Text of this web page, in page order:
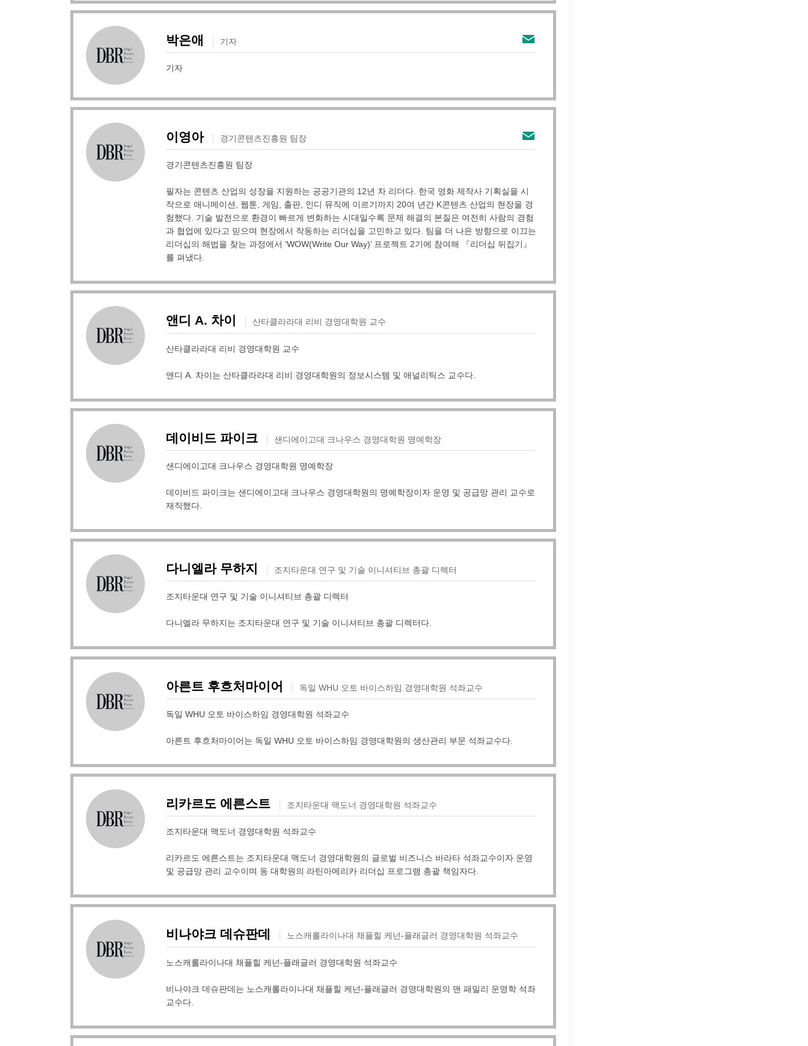
박은애 기자
기자
이영아 경기콘텐츠진흥원 팀장
경기콘텐츠진흥원 팀장
필자는 콘텐츠 산업의 성장을 지원하는 공공기관의 12년 차 리더다. 한국 영화 제작사 기획실을 시
작으로 애니메이션, 웹툰, 게임, 출판, 인디 뮤직에 이르기까지 20여 년간 K콘텐츠 산업의 현장을 경
험했다. 기술 발전으로 환경이 빠르게 변화하는 시대일수록 문제 해결의 본질은 여전히 사람의 경험
과 협업에 있다고 믿으며 현장에서 작동하는 리더십을 고민하고 있다. 팀을 더 나은 방향으로 이끄는
리더십의 해법을 찾는 과정에서 ‘WOW(Write Our Way)’ 프로젝트 2기에 참여해 『리더십 뒤집기』
를 펴냈다.
앤디 A. 차이 산타클라라대 리비 경영대학원 교수
산타클라라대 리비 경영대학원 교수
앤디 A. 차이는 산타클라라대 리비 경영대학원의 정보시스템 및 애널리틱스 교수다.
데이비드 파이크 샌디에이고대 크나우스 경영대학원 명예학장
샌디에이고대 크나우스 경영대학원 명예학장
데이비드 파이크는 샌디에이고대 크나우스 경영대학원의 명예학장이자 운영 및 공급망 관리 교수로
재직했다.
다니엘라 무하지 조지타운대 연구 및 기술 이니셔티브 총괄 디렉터
조지타운대 연구 및 기술 이니셔티브 총괄 디렉터
다니엘라 무하지는 조지타운대 연구 및 기술 이니셔티브 총괄 디렉터다.
아른트 후흐처마이어 독일 WHU 오토 바이스하임 경영대학원 석좌교수
독일 WHU 오토 바이스하임 경영대학원 석좌교수
아른트 후흐처마이어는 독일 WHU 오토 바이스하임 경영대학원의 생산관리 부문 석좌교수다.
리카르도 에른스트 조지타운대 맥도너 경영대학원 석좌교수
조지타운대 맥도너 경영대학원 석좌교수
리카르도 에른스트는 조지타운대 맥도너 경영대학원의 글로벌 비즈니스 바라타 석좌교수이자 운영
및 공급망 관리 교수이며 동 대학원의 라틴아메리카 리더십 프로그램 총괄 책임자다.
비나야크 데슈판데 노스캐롤라이나대 채플힐 케넌-플래글러 경영대학원 석좌교수
노스캐롤라이나대 채플힐 케넌-플래글러 경영대학원 석좌교수
비나야크 데슈판데는 노스캐롤라이나대 채플힐 케넌-플래글러 경영대학원의 맨 패밀리 운영학 석좌
교수다.